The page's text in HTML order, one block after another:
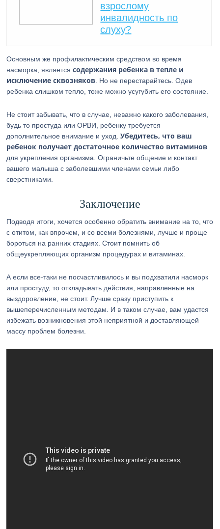
взрослому
инвалидность по
слуху?
Основным же профилактическим средством во время
насморка, являетсясодержания ребенка в тепле и
исключение сквозняков . Но не перестарайтесь. Одев
ребенка слишком тепло, тоже можно усугубить его состояние.
Не стоит забывать, что в случае, неважно какого заболевания,
будь то простуда или ОРВИ, ребенку требуется
дополнительное внимание и уход.Убедитесь, что ваш
ребенок получает достаточное количество витаминов
для укрепления организма. Ограничьте общение и контакт
вашего малыша с заболевшими членами семьи либо
сверстниками.
Заключение
Подводя итоги, хочется особенно обратить внимание на то, что
с отитом, как впрочем, и со всеми болезнями, лучше и проще
бороться на ранних стадиях. Стоит помнить об
общеукрепляющих организм процедурах и витаминах.
А если все-таки не посчастливилось и вы подхватили насморк
или простуду, то откладывать действия, направленные на
выздоровление, не стоит. Лучше сразу приступить к
вышеперечисленным методам. И в таком случае, вам удастся
избежать возникновения этой неприятной и доставляющей
массу проблем болезни.